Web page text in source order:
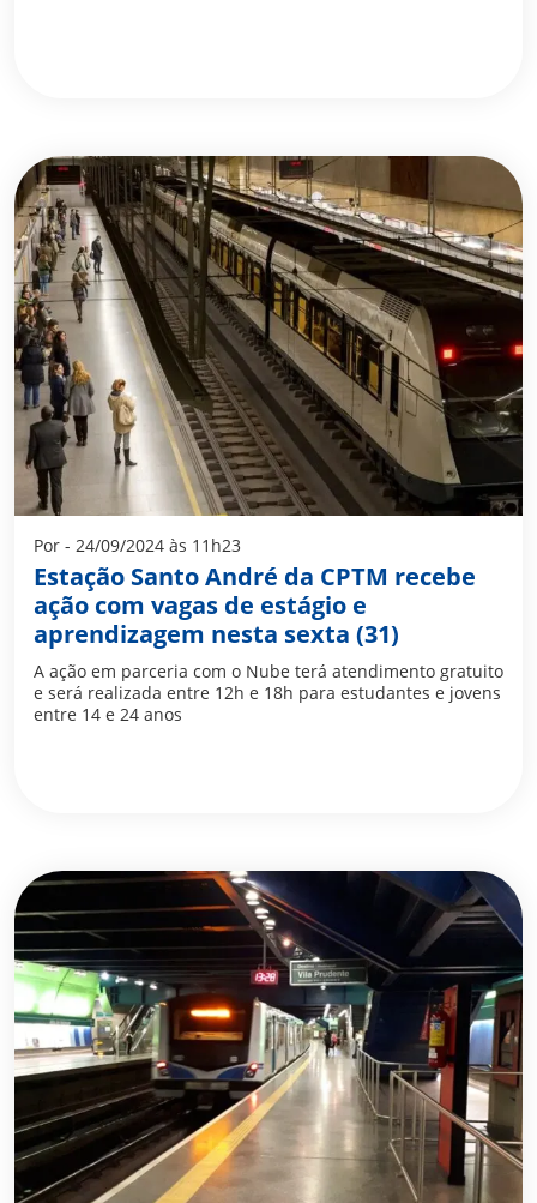
Por - 24/09/2024 às 11h23
Estação Santo André da CPTM recebe
ação com vagas de estágio e
aprendizagem nesta sexta (31)
A ação em parceria com o Nube terá atendimento gratuito
e será realizada entre 12h e 18h para estudantes e jovens
entre 14 e 24 anos